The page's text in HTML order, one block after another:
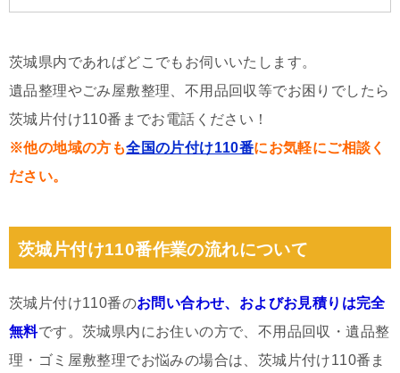
茨城県内であればどこでもお伺いいたします。
遺品整理やごみ屋敷整理、不用品回収等でお困りでしたら
茨城片付け110番までお電話ください！
※他の地域の方も全国の片付け110番にお気軽にご相談く
ださい。
茨城片付け110番作業の流れについて
茨城片付け110番のお問い合わせ、およびお見積りは完全
無料です。茨城県内にお住いの方で、不用品回収・遺品整
理・ゴミ屋敷整理でお悩みの場合は、茨城片付け110番ま